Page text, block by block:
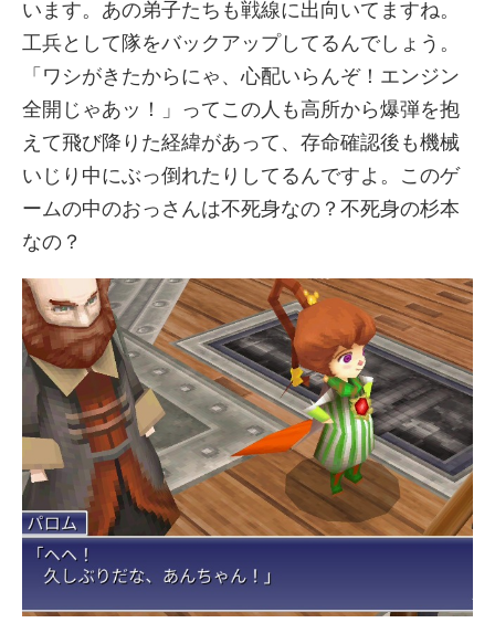
います。あの弟子たちも戦線に出向いてますね。
工兵として隊をバックアップしてるんでしょう。
「ワシがきたからにゃ、心配いらんぞ！エンジン
全開じゃあッ！」ってこの人も高所から爆弾を抱
えて飛び降りた経緯があって、存命確認後も機械
いじり中にぶっ倒れたりしてるんですよ。このゲ
ームの中のおっさんは不死身なの？不死身の杉本
なの？